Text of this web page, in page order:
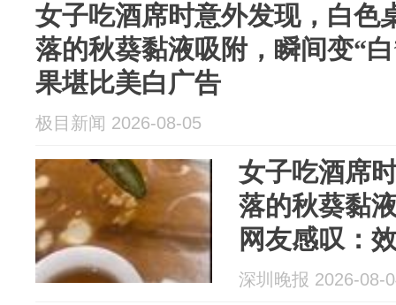
女子吃酒席时意外发现，白色
落的秋葵黏液吸附，瞬间变“
果堪比美白广告
极目新闻 2026-08-05
女子吃酒席
落的秋葵黏
网友感叹：
深圳晚报 2026-08-